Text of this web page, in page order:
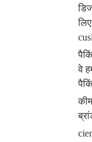
वे